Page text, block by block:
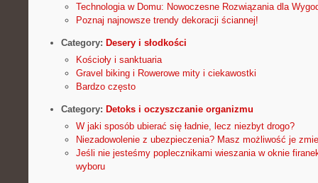
Technologia w Domu: Nowoczesne Rozwiązania dla
Poznaj najnowsze trendy dekoracji ściannej!
Category: Desery i słodkości
Kościoły i sanktuaria
Gravel biking i Rowerowe mity i ciekawostki
Bardzo często
Category: Detoks i oczyszczanie organizmu
W jaki sposób ubierać się ładnie, lecz niezbyt drogo?
Niezadowolenie z ubezpieczenia? Masz możliwość je
Jeśli nie jesteśmy poplecznikami wieszania w oknie
wyboru